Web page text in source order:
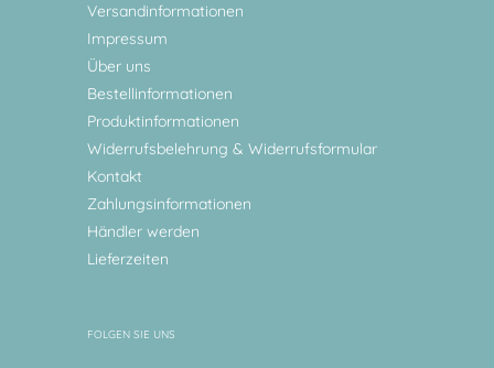
Versandinformationen
Impressum
Über uns
Bestellinformationen
Produktinformationen
Widerrufsbelehrung & Widerrufsformular
Kontakt
Zahlungsinformationen
Händler werden
Lieferzeiten
FOLGEN SIE UNS